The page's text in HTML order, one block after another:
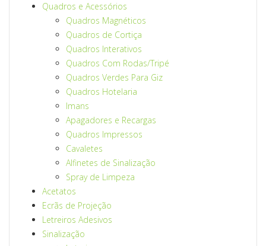
Quadros e Acessórios
Quadros Magnéticos
Quadros de Cortiça
Quadros Interativos
Quadros Com Rodas/Tripé
Quadros Verdes Para Giz
Quadros Hotelaria
Imans
Apagadores e Recargas
Quadros Impressos
Cavaletes
Alfinetes de Sinalização
Spray de Limpeza
Acetatos
Ecrãs de Projeção
Letreiros Adesivos
Sinalização